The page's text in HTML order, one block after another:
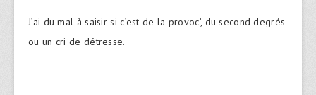
J’ai du mal à saisir si c’est de la provoc’, du second degrés
ou un cri de détresse.